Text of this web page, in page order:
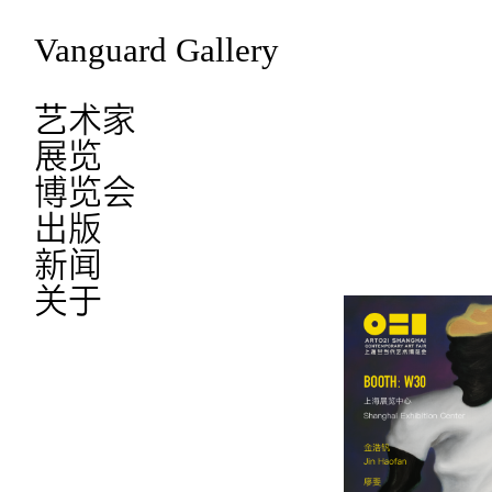
Vanguard Gallery
艺术家
展览
博览会
出版
新闻
关于